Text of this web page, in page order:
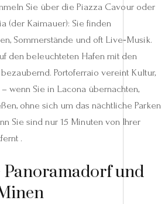
Sie über die Piazza Cavour oder
(der Kaimauer): Sie finden
Sommerstände und oft Live‑Musik.
den beleuchteten Hafen mit den
Portoferraio vereint Kultur,
wenn Sie in Lacona übernachten,
ohne sich um das nächtliche Parken
Sie sind nur 15 Minuten von Ihrer
.
Panoramadorf und